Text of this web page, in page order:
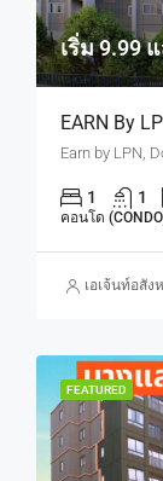
เริ่ม 9.99
Earn by LPN,
1 1
คอนโด
เอเจ้นท์อสัง
FEATURED